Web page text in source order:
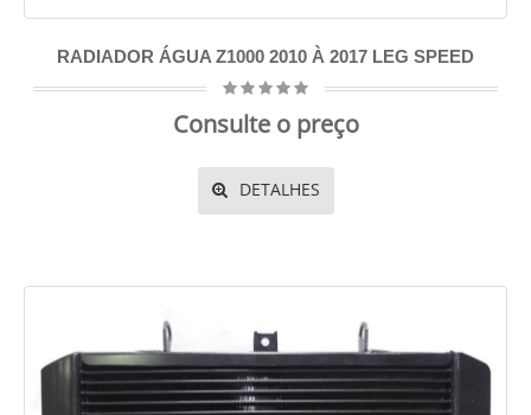
RADIADOR ÁGUA Z1000 2010 À 2017 LEG SPEED
Consulte o preço
DETALHES